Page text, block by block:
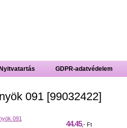
GDPR-adatvédelem
091 [99032422]
44.45,- Ft